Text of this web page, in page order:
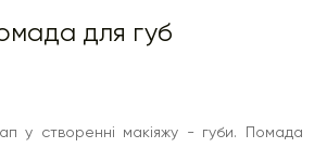
для губ
у створенні макіяжу - губи. Помада